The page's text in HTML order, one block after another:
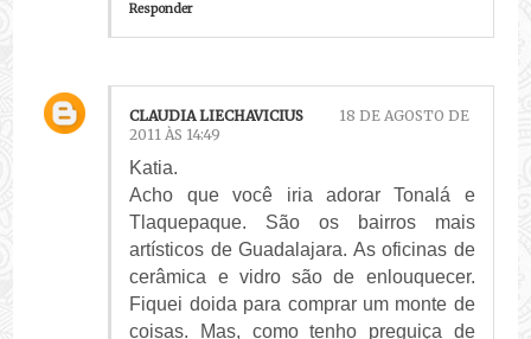
Responder
CLAUDIA LIECHAVICIUS
18 DE AGOSTO DE
2011 ÀS 14:49
Katia.
Acho que você iria adorar Tonalá e
Tlaquepaque. São os bairros mais
artísticos de Guadalajara. As oficinas de
cerâmica e vidro são de enlouquecer.
Fiquei doida para comprar um monte de
coisas. Mas, como tenho preguiça de